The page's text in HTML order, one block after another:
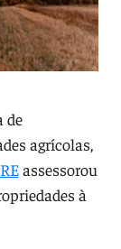
de
agrícolas,
assessorou
à